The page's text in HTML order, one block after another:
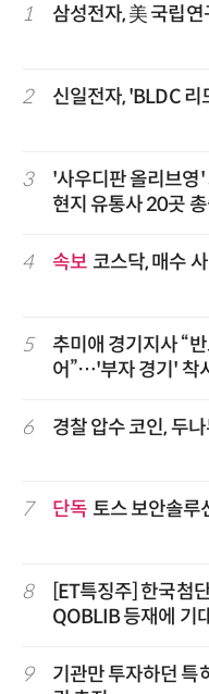
1 삼성전자, 美 국립
2 신일전자, 'BLDC 리
3
'사우디판 올리브
현지 유통사 20곳
4 속보 코스닥, 매수
5
추미애 경기지사 “
어”…'부자 경기' 착
6 경찰 압수 코인, 두
7 단독 토스 보안솔루
8
[ET특징주] 한국첨
QOBLIB 등재에 기
9
기관만 투자하던